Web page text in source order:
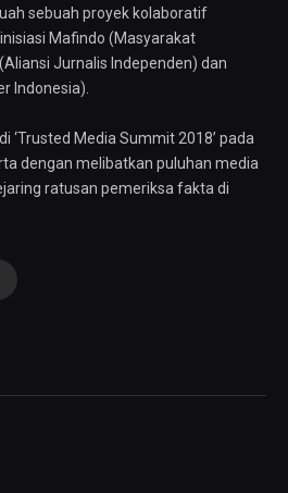
sebuah proyek kolaboratif
Mafindo (Masyarakat
Jurnalis Independen) dan
Indonesia).
‘Trusted Media Summit 2018’ pada
dengan melibatkan puluhan media
ratusan pemeriksa fakta di
YouTube